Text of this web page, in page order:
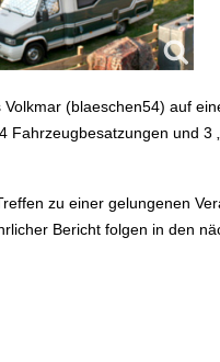
(blaeschen54) auf
und 3
zu einer gelungenen
Bericht folgen in den